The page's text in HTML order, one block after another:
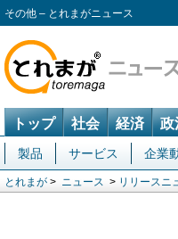
その他 – とれまがニュース
トップ 社会 経済 政
製品 サービス 企業
とれまが > ニュース > リリースニ